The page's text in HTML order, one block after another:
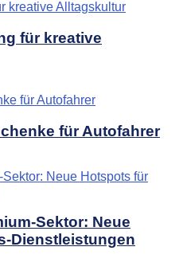
für kreative
für Autofahrer
Sektor: Neue
Dienstleistungen